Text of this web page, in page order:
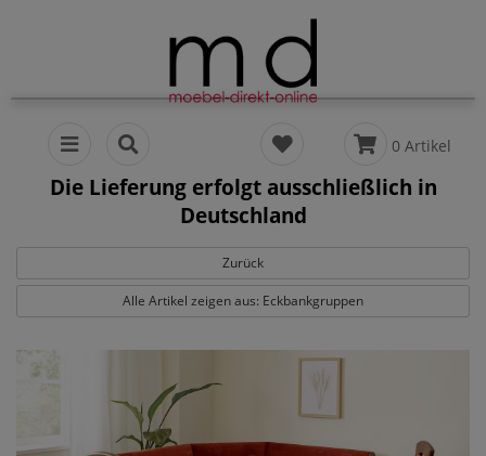
0 Artikel
Die Lieferung erfolgt ausschließlich in
Deutschland
Zurück
Alle Artikel zeigen aus: Eckbankgruppen